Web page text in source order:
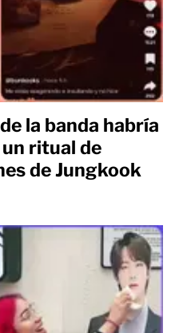
la banda habría
ritual de
de Jungkook